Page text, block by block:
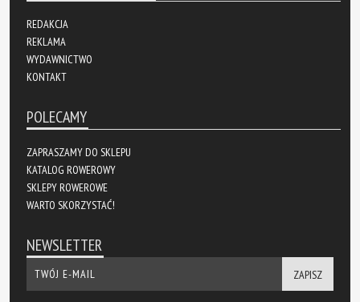
REDAKCJA
REKLAMA
WYDAWNICTWO
KONTAKT
POLECAMY
ZAPRASZAMY DO SKLEPU
KATALOG ROWEROWY
SKLEPY ROWEROWE
WARTO SKORZYSTAĆ!
NEWSLETTER
ZAPISZ